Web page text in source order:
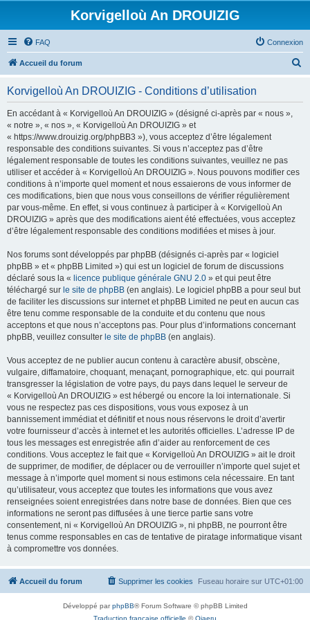
Korvigelloù An DROUIZIG
FAQ Connexion
Accueil du forum
Korvigelloù An DROUIZIG - Conditions d’utilisation
En accédant à « Korvigelloù An DROUIZIG » (désigné ci-après par « nous »,
« notre », « nos », « Korvigelloù An DROUIZIG » et
« https://www.drouizig.org/phpBB3 »), vous acceptez d’être légalement
responsable des conditions suivantes. Si vous n’acceptez pas d’être
légalement responsable de toutes les conditions suivantes, veuillez ne pas
utiliser et accéder à « Korvigelloù An DROUIZIG ». Nous pouvons modifier ces
conditions à n’importe quel moment et nous essaierons de vous informer de
ces modifications, bien que nous vous conseillons de vérifier régulièrement
par vous-même. En effet, si vous continuez à participer à « Korvigelloù An
DROUIZIG » après que des modifications aient été effectuées, vous acceptez
d’être légalement responsable des conditions modifiées et mises à jour.
Nos forums sont développés par phpBB (désignés ci-après par « logiciel
phpBB » et « phpBB Limited ») qui est un logiciel de forum de discussions
déclaré sous la « licence publique générale GNU 2.0 » et qui peut être
téléchargé sur le site de phpBB (en anglais). Le logiciel phpBB a pour seul but
de faciliter les discussions sur internet et phpBB Limited ne peut en aucun cas
être tenu comme responsable de la conduite et du contenu que nous
acceptons et que nous n’acceptons pas. Pour plus d’informations concernant
phpBB, veuillez consulter le site de phpBB (en anglais).
Vous acceptez de ne publier aucun contenu à caractère abusif, obscène,
vulgaire, diffamatoire, choquant, menaçant, pornographique, etc. qui pourrait
transgresser la législation de votre pays, du pays dans lequel le serveur de
« Korvigelloù An DROUIZIG » est hébergé ou encore la loi internationale. Si
vous ne respectez pas ces dispositions, vous vous exposez à un
bannissement immédiat et définitif et nous nous réservons le droit d’avertir
votre fournisseur d’accès à internet et les autorités officielles. L’adresse IP de
tous les messages est enregistrée afin d’aider au renforcement de ces
conditions. Vous acceptez le fait que « Korvigelloù An DROUIZIG » ait le droit
de supprimer, de modifier, de déplacer ou de verrouiller n’importe quel sujet et
message à n’importe quel moment si nous estimons cela nécessaire. En tant
qu’utilisateur, vous acceptez que toutes les informations que vous avez
renseignées soient enregistrées dans notre base de données. Bien que ces
informations ne seront pas diffusées à une tierce partie sans votre
consentement, ni « Korvigelloù An DROUIZIG », ni phpBB, ne pourront être
tenus comme responsables en cas de tentative de piratage informatique visant
à compromettre vos données.
Accueil du forum Fuseau horaire sur UTC+01:00
Supprimer les cookies
Développé parphpBB® Forum Software © phpBB Limited
Traduction française officielle ©Qiaeru